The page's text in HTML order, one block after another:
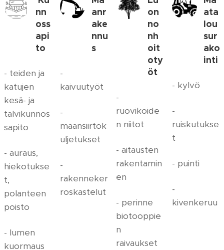
nn
oss
api
to
- teiden ja
katujen
kesä- ja
talvikunnos
sapito
- auraus,
hiekotukse
t,
polanteen
poisto
- lumen
kuormaus
anr
ake
nnu
s
-
kaivuutyöt
-
maansiirtok
uljetukset
-
rakenneker
roskastelut
on
no
nh
oit
oty
öt
-
ruovikoide
n niitot
- aitausten
rakentamin
en
- perinne
biotooppie
n
raivaukset
ata
lou
sur
ako
inti
- kylvö
-
ruiskutukse
t
- puinti
-
kivenkeruu